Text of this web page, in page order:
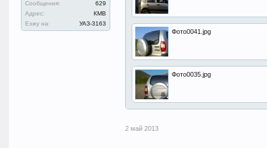
Сообщения:
629
Адрес:
КМВ
Езжу на:
УАЗ-3163
Фото0041.jpg
Фото0035.jpg
2 май 2013